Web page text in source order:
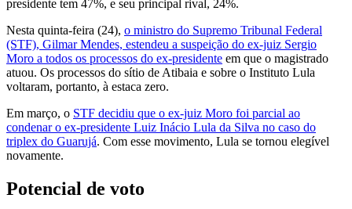
presidente tem 47%, e seu principal rival, 24%.
Nesta quinta-feira (24), o ministro do Supremo Tribunal Federal
(STF), Gilmar Mendes, estendeu a suspeição do ex-juiz Sergio
Moro a todos os processos do ex-presidente em que o magistrado
atuou. Os processos do sítio de Atibaia e sobre o Instituto Lula
voltaram, portanto, à estaca zero.
Em março, o STF decidiu que o ex-juiz Moro foi parcial ao
condenar o ex-presidente Luiz Inácio Lula da Silva no caso do
triplex do Guarujá. Com esse movimento, Lula se tornou elegível
novamente.
Potencial de voto